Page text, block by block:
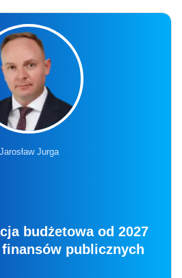
Jarosław Jurga
budżetowa od 2027
publicznych